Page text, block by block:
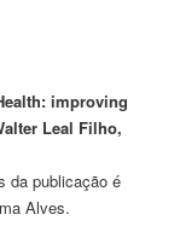
improving
Leal Filho,
da publicação é
Alves.